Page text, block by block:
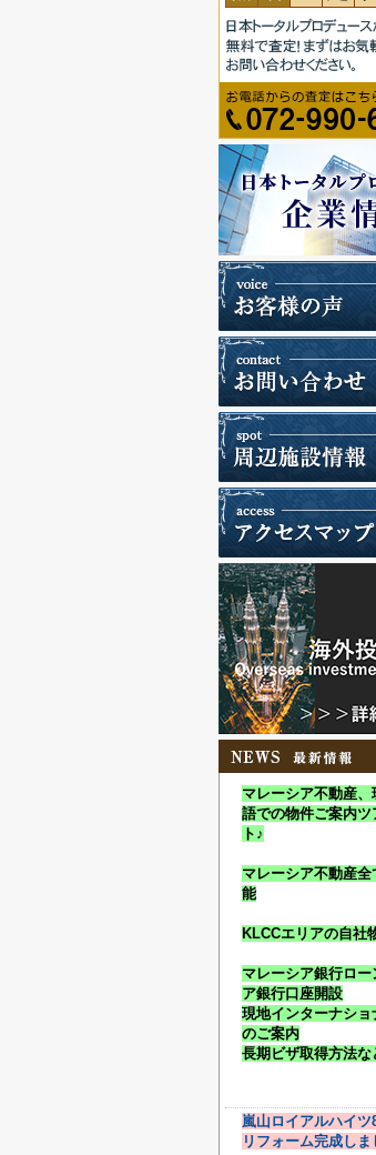
マレーシア不動産
語での物件ご案内ツ
ト♪
マレーシア不動産
能
KLCCエリアの自社
マレーシア銀行ロ
ア銀行口座開設
現地インターナショ
のご案内
長期ビザ取得方法な
嵐山ロイアルハイツ
リフォーム完成しま